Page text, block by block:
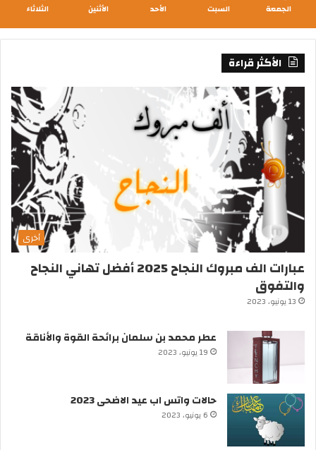
الجمعة السبت الأحد الأثنين الثلاثاء
الأكثر قراءة
أخرى
عبارات الف مبروك النجاح 2025 أفضل تهاني النجاح
والتفوق
13 يونيو، 2023
عطر محمد بن سلمان برائحة القوة والأناقة
19 يونيو، 2023
حالات واتس اب عيد الاضحى 2023
6 يونيو، 2023